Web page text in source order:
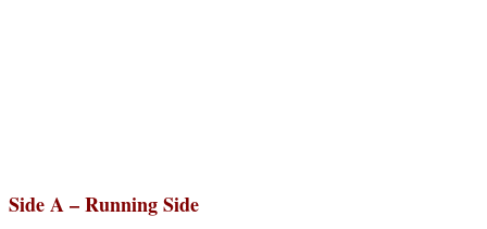
Side A – Running Side